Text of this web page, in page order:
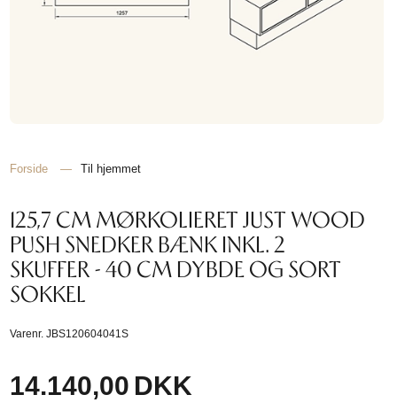
Forside — Til hjemmet
125,7 CM MØRKOLIERET JUST WOOD
PUSH SNEDKER BÆNK INKL. 2
SKUFFER - 40 CM DYBDE OG SORT
SOKKEL
Varenr.JBS120604041S
14.140,00 DKK